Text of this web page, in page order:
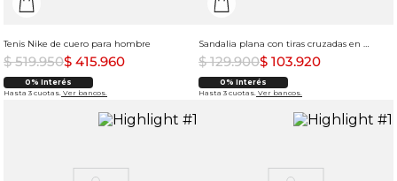
Tenis Nike de cuero para hombre
$ 519.950$ 415.960
0% Interés
Hasta 3 cuotas. Ver bancos.
Sandalia plana con tiras cruzadas en X y taches metálicos par a mujer
$ 129.900$ 103.920
0% Interés
Hasta 3 cuotas. Ver bancos.